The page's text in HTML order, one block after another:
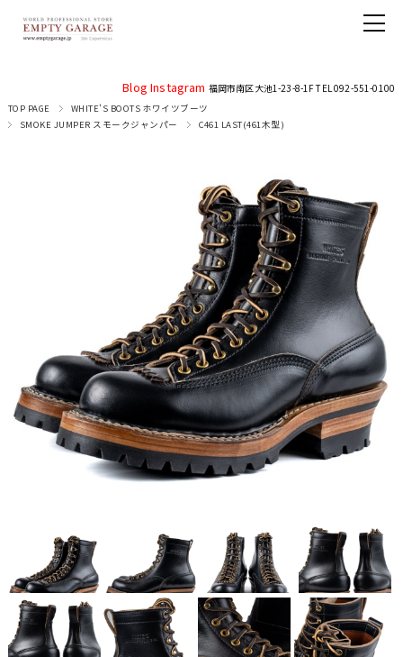
Blog Instagram 福岡市南区大池1-23-8-1F TEL 092-551-0100
TOP PAGE
WHITE'S BOOTS ホワイツブーツ
SMOKE JUMPER スモークジャンパー
C461 LAST(461木型)